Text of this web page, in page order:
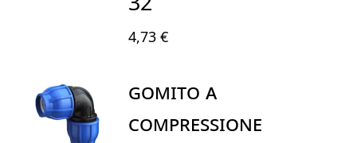
4,73 €
GOMITO A
COMPRESSIONE